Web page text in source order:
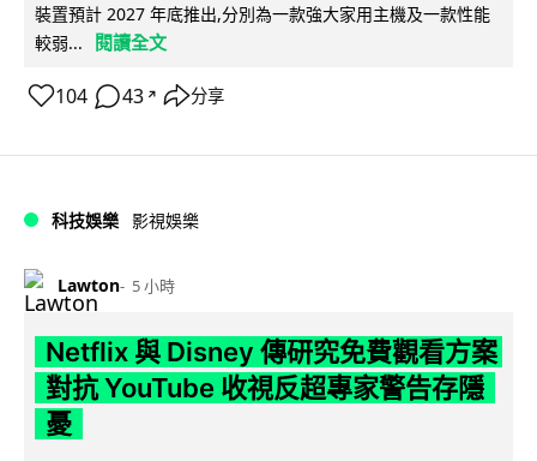
裝置預計 2027 年底推出,分別為一款強大家用主機及一款性能
較弱...
閱讀全文
104 43 ↗ 分享
科技娛樂 影視娛樂
Lawton 5 小時
Netflix 與 Disney 傳研究免費觀看方案
對抗 YouTube 收視反超專家警告存隱
憂